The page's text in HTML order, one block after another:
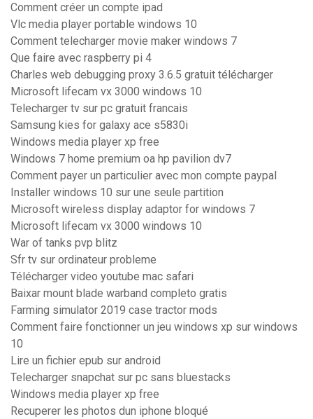
Comment créer un compte ipad
Vlc media player portable windows 10
Comment telecharger movie maker windows 7
Que faire avec raspberry pi 4
Charles web debugging proxy 3.6.5 gratuit télécharger
Microsoft lifecam vx 3000 windows 10
Telecharger tv sur pc gratuit francais
Samsung kies for galaxy ace s5830i
Windows media player xp free
Windows 7 home premium oa hp pavilion dv7
Comment payer un particulier avec mon compte paypal
Installer windows 10 sur une seule partition
Microsoft wireless display adaptor for windows 7
Microsoft lifecam vx 3000 windows 10
War of tanks pvp blitz
Sfr tv sur ordinateur probleme
Télécharger video youtube mac safari
Baixar mount blade warband completo gratis
Farming simulator 2019 case tractor mods
Comment faire fonctionner un jeu windows xp sur windows
10
Lire un fichier epub sur android
Telecharger snapchat sur pc sans bluestacks
Windows media player xp free
Recuperer les photos dun iphone bloqué